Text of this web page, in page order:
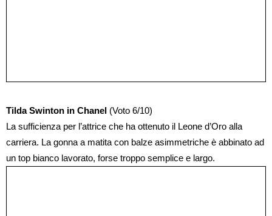
Tilda Swinton in Chanel (Voto 6/10)
La sufficienza per l’attrice che ha ottenuto il Leone d’Oro alla
carriera. La gonna a matita con balze asimmetriche è abbinato ad
un top bianco lavorato, forse troppo semplice e largo.